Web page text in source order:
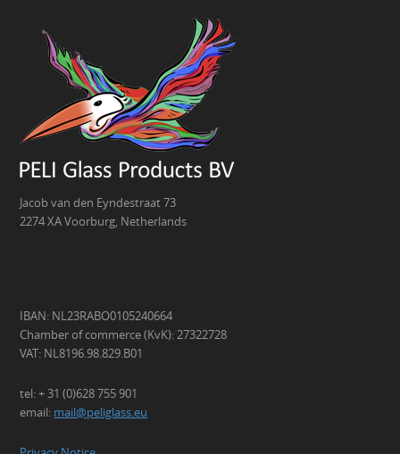
Jacob van den Eyndestraat 73
2274 XA Voorburg, Netherlands
IBAN: NL23RABO0105240664
Chamber of commerce (KvK): 27322728
VAT: NL8196.98.829.B01
tel: + 31 (0)628 755 901
email: mail@peliglass.eu